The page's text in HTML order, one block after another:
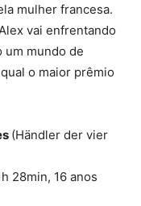
mulher francesa.
vai enfrentando
um mundo de
o maior prêmio
(Händler der vier
28min, 16 anos